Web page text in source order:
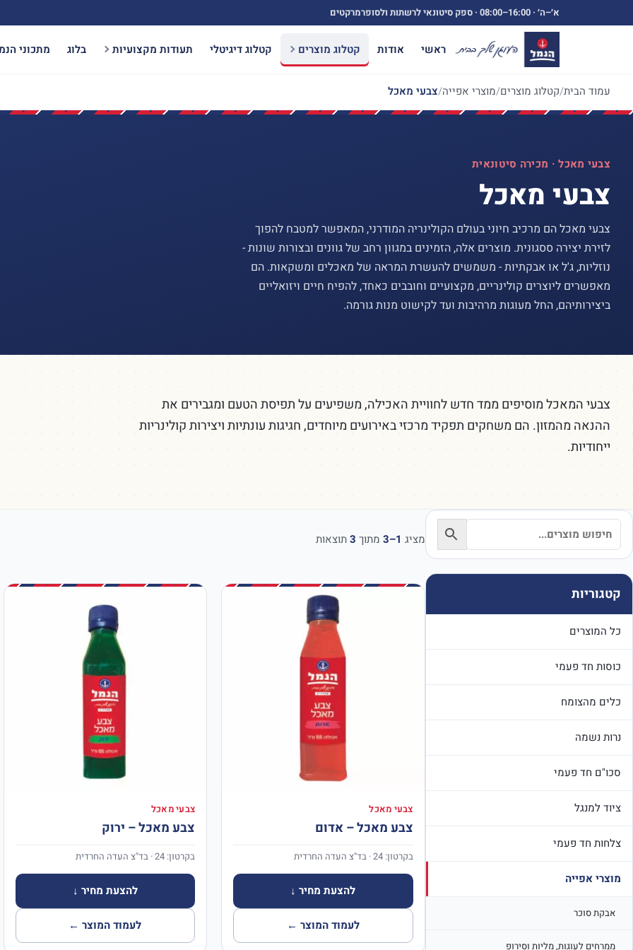
לתוכן
א׳–ה׳ · 08:00–16:00 · ספק סיטונאי לרשתות ולסופרמרקטים
ראשי אודות קטלוג מוצרים קטלוג דיגיטלי תעודות מקצועיות בלוג מתכוני
עמוד הבית/קטלוג מוצרים/מוצרי אפייה/צבעי מאכל
צבעי מאכל · מכירה סיטונאית
צבעי מאכל
צבעי מאכל הם מרכיב חיוני בעולם הקולינריה המודרני, המאפשר למטבח להפוך
לזירת יצירה ססגונית. מוצרים אלה, הזמינים במגוון רחב של גוונים ובצורות שונות -
נוזליות, ג'ל או אבקתיות - משמשים להעשרת המראה של מאכלים ומשקאות. הם
מאפשרים ליוצרים קולינריים, מקצועיים וחובבים כאחד, להפיח חיים ויזואליים
ביצירותיהם, החל מעוגות מרהיבות ועד לקישוט מנות גורמה.
צבעי המאכל מוסיפים ממד חדש לחוויית האכילה, משפיעים על תפיסת הטעם ומגבירים את
ההנאה מהמזון. הם משחקים תפקיד מרכזי באירועים מיוחדים, חגיגות עונתיות ויצירות קולינריות
ייחודיות.
קטגוריות
כל המוצרים
כוסות חד פעמי
כלים מהצומח
נרות נשמה
סכו"ם חד פעמי
ציוד למנגל
צלחות חד פעמי
מוצרי אפייה
אבקת סוכר
ממרחים לעוגות, מליות וסירופ
מציג 1–3 מתוך 3תוצאות
צבעי מאכל
צבע מאכל – אדום
בקרטון: 24 · בד"צ העדה החרדית
להצעת מחיר ↓
לעמוד המוצר ←
צבעי מאכל
צבע מאכל – ירוק
בקרטון: 24 · בד"צ העדה החרדית
להצעת מחיר ↓
לעמוד המוצר ←